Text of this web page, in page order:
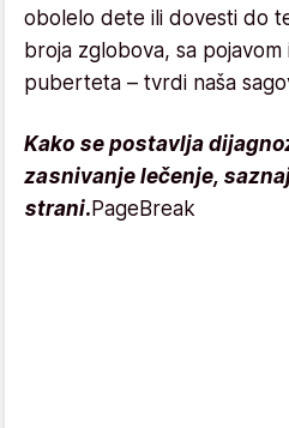
obolelo dete ili dovesti do
broja zglobova, sa
puberteta – tvrdi naša
Kako se postavlja
zasnivanje lečenje,
strani. PageBreak